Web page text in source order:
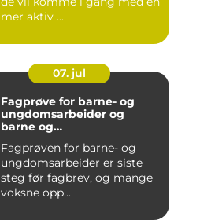
mer aktiv ...
07. jul
Fagprøve for barne- og
ungdomsarbeider og
barne og
og VG2
Fagprøven for barne- og
ungdomsarbeider er siste
steg før fagbrev, og mange
voksne opp...